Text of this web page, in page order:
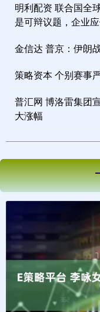
明利配资 联合国全
是可辩议题，企业
金信达 普京：伊朗
策略资本 个别赛事
普汇网 博洛雷集团
大涨幅